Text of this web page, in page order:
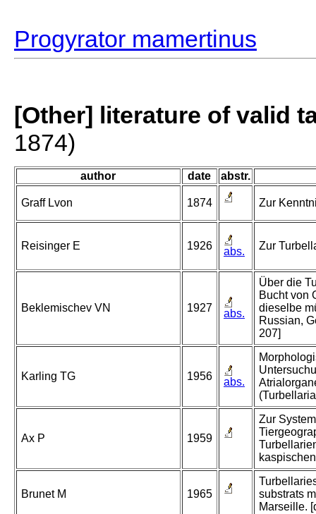
Progyrator mamertinus
[Other] literature of valid
1874)
author date abstr.
Graff Lvon 1874 Zur
Reisinger E 1926 abs. Zur
Beklemischev VN 1927 abs.
Über die
Bucht von
dieselbe
Russian,
207]
Karling TG 1956 abs.
Ax P 1959
Zur
Brunet M 1965
substrats
Marseille.